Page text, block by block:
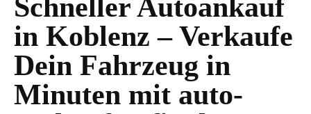
Schneller Autoankauf
in Koblenz – Verkaufe
Dein Fahrzeug in
Minuten mit auto-